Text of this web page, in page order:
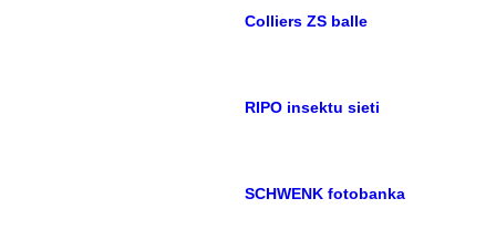
Colliers ZS balle
RIPO insektu sieti
SCHWENK fotobanka